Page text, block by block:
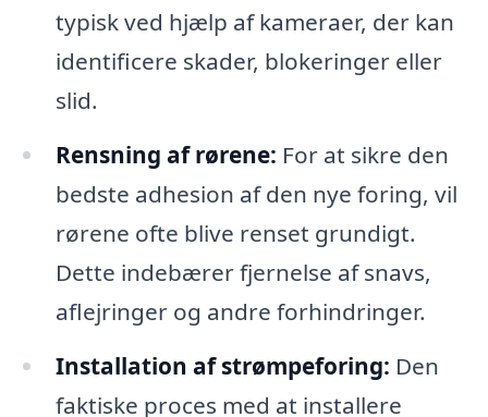
typisk ved hjælp af kameraer, der kan
identificere skader, blokeringer eller
slid.
Rensning af rørene: For at sikre den
bedste adhesion af den nye foring, vil
rørene ofte blive renset grundigt.
Dette indebærer fjernelse af snavs,
aflejringer og andre forhindringer.
Installation af strømpeforing: Den
faktiske proces med at installere